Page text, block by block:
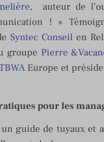
, auteur de
! »
Syntec Conseil en
groupe Pierre
Europe et
pour les
guide de tuyaux et